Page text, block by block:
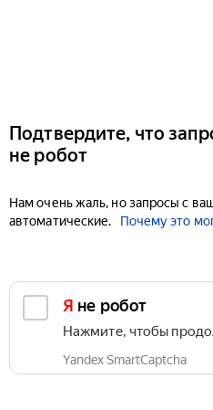
Подтвердите, что
не робот
Нам очень жаль, но запросы с
автоматические.
Почему это
Я не робот
Нажмите, чтобы
Yandex SmartCaptcha